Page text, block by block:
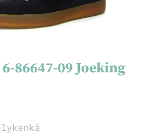
86647-09 Joeking